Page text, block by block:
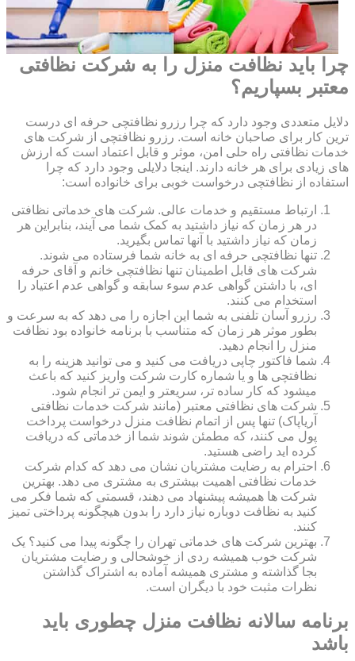
چرا باید نظافت منزل را به شرکت نظافتی
معتبر بسپاریم؟
دلایل متعددی وجود دارد که چرا رزرو نظافتچی حرفه ای درست
ترین کار برای صاحبان خانه است. رزرو نظافتچی از شرکت های
خدمات نظافتی راه حلی امن، موثر و قابل اعتماد است که ارزش
های زیادی برای هر خانه دارند. اینجا دلایلی وجود دارد که چرا
استفاده از نظافتچی درخواست خوبی برای خانواده است:
ارتباط مستقیم و خدمات عالی. شرکت های خدماتی نظافتی
در هر زمان که نیاز داشتید به کمک شما می آیند، بنابراین هر
زمان که نیاز داشتید با آنها تماس بگیرید.
تنها نظافتچی حرفه ای به خانه شما فرستاده می شوند.
شرکت های قابل اطمینان تنها نظافتچی خانم و آقای حرفه
ای، با داشتن گواهی عدم سوء سابقه و گواهی عدم اعتیاد را
استخدام می کنند.
رزرو آسان تلفنی به شما این اجازه را می دهد که به سرعت و
بطور موثر هر زمان که متناسب با برنامه خانواده بود نظافت
منزل را انجام دهید.
شما فاکتور چاپی دریافت می کنید و می توانید هزینه را به
نظافتچی ها و یا شماره کارت شرکت واریز کنید که باعث
میشود که کار ساده تر، سریعتر و ایمن تر انجام شود.
شرکت های نظافتی معتبر (مانند شرکت خدمات نظافتی
آریاپاک) تنها پس از اتمام نظافت منزل درخواست پرداخت
پول می کنند، که مطمئن شوند شما از خدماتی که دریافت
کرده اید راضی هستید.
احترام به رضایت مشتریان نشان می دهد که کدام شرکت
خدمات نظافتی اهمیت بیشتری به مشتری می دهد. بهترین
شرکت ها همیشه پیشنهاد می دهند، قسمتی که شما فکر می
کنید به نظافت دوباره نیاز دارد را بدون هیچگونه پرداختی تمیز
کنند.
بهترین شرکت های خدماتی تهران را چگونه پیدا می کنید؟ یک
شرکت خوب همیشه ردی از خوشحالی و رضایت مشتریان
بجا گذاشته و مشتری همیشه آماده به اشتراک گذاشتن
نظرات مثبت خود با دیگران است.
برنامه سالانه نظافت منزل چطوری باید
باشد